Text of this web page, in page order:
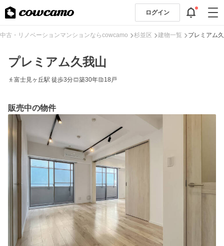
ログイン
中古・リノベーションマンションならcowcamo 杉並区 建物一覧 プレミアム
プレミアム久我山
富士見ヶ丘駅 徒歩3分 築30年 18戸
販売中の物件